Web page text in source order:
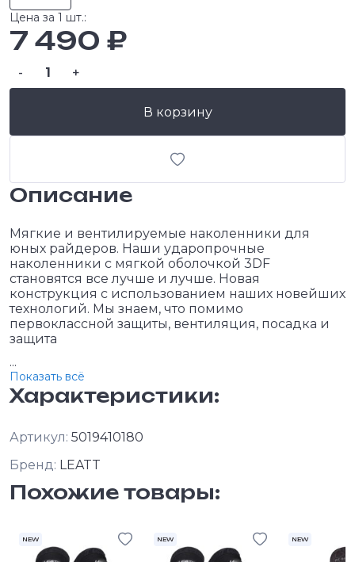
Описание
Мягкие и вентилируемые наколенники для
юных райдеров. Наши ударопрочные
наколенники с мягкой оболочкой 3DF
становятся все лучше и лучше. Новая
конструкция с использованием наших новейших
технологий. Мы знаем, что помимо
первоклассной защиты, вентиляция, посадка и
защита
...
Показать всё
Характеристики:
Артикул: 5019410180
Бренд: LEATT
Цена за 1 шт.:
7 490 ₽
- +
В корзину
Похожие товары:
NEW NEW NEW